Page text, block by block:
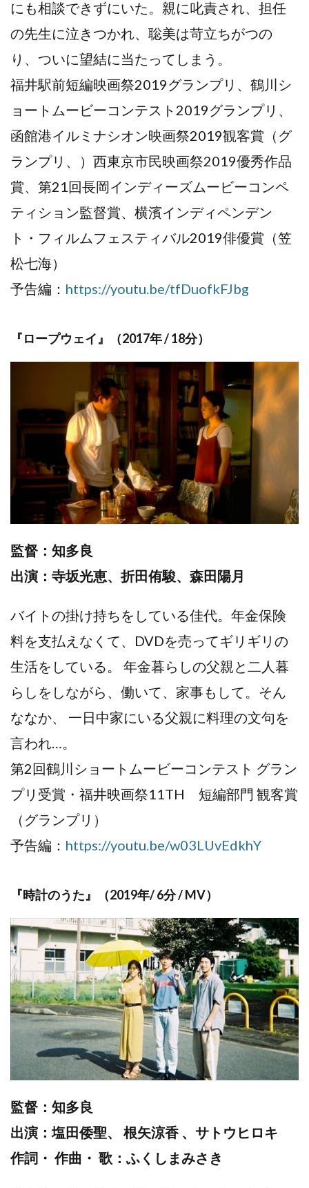
にも相談できずにいた。親に叱責され、担任
の先生に泣きつかれ、聡美は苛立ちがつの
り、ついに望結に当たってしまう。
福井駅前短編映画祭2019グランプリ、鶴川シ
ョートムービーコンテスト2019グランプリ、
函館港イルミナシオン映画祭2019観客賞（グ
ランプリ、）西東京市民映画祭2019優秀作品
賞、第21回長岡インディーズムービーコンペ
ティション監督賞、横濱インディペンデン
ト・フィルムフェスティバル2019俳優賞（笠
松七海）
予告編： https://youtu.be/tfDuofkFJbg
『ロープウェイ』（2017年 / 18分）
監督：知多良
出演：寺坂光恵、折田侑駿、森田陽月
バイトの掛け持ちをしている佳代。年金保険
料を支払えなくて、DVDを売ってギリギリの
生活をしている。 年金暮らしの父親と二人暮
らしをしながら、働いて、家事もして。そん
ななか、 一日中家にいる父親に料理の文句を
言われ…。
第2回鶴川ショートムービーコンテスト グラン
プリ受賞・福井映画祭11TH 短編部門 観客賞
（グランプリ）
予告編： https://youtu.be/w03LUvEdkhY
『時計のうた』（2019年/ 6分 / MV）
監督：知多良
出演：塩田倭聖、 根矢涼香 、サトウヒロキ
作詞・ 作曲・ 歌：ふくしまみさき